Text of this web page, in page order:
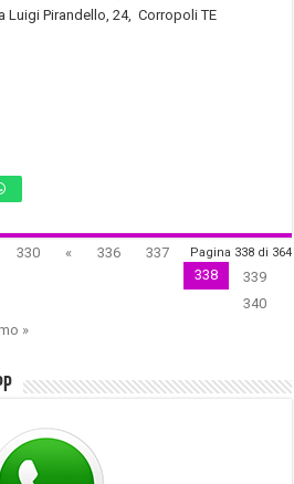
Luigi Pirandello, 24, Corropoli TE
Pagina 338 di 364
330 « 336
337
338
339
340
»